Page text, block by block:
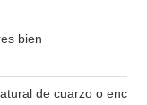
bien
de cuarzo o